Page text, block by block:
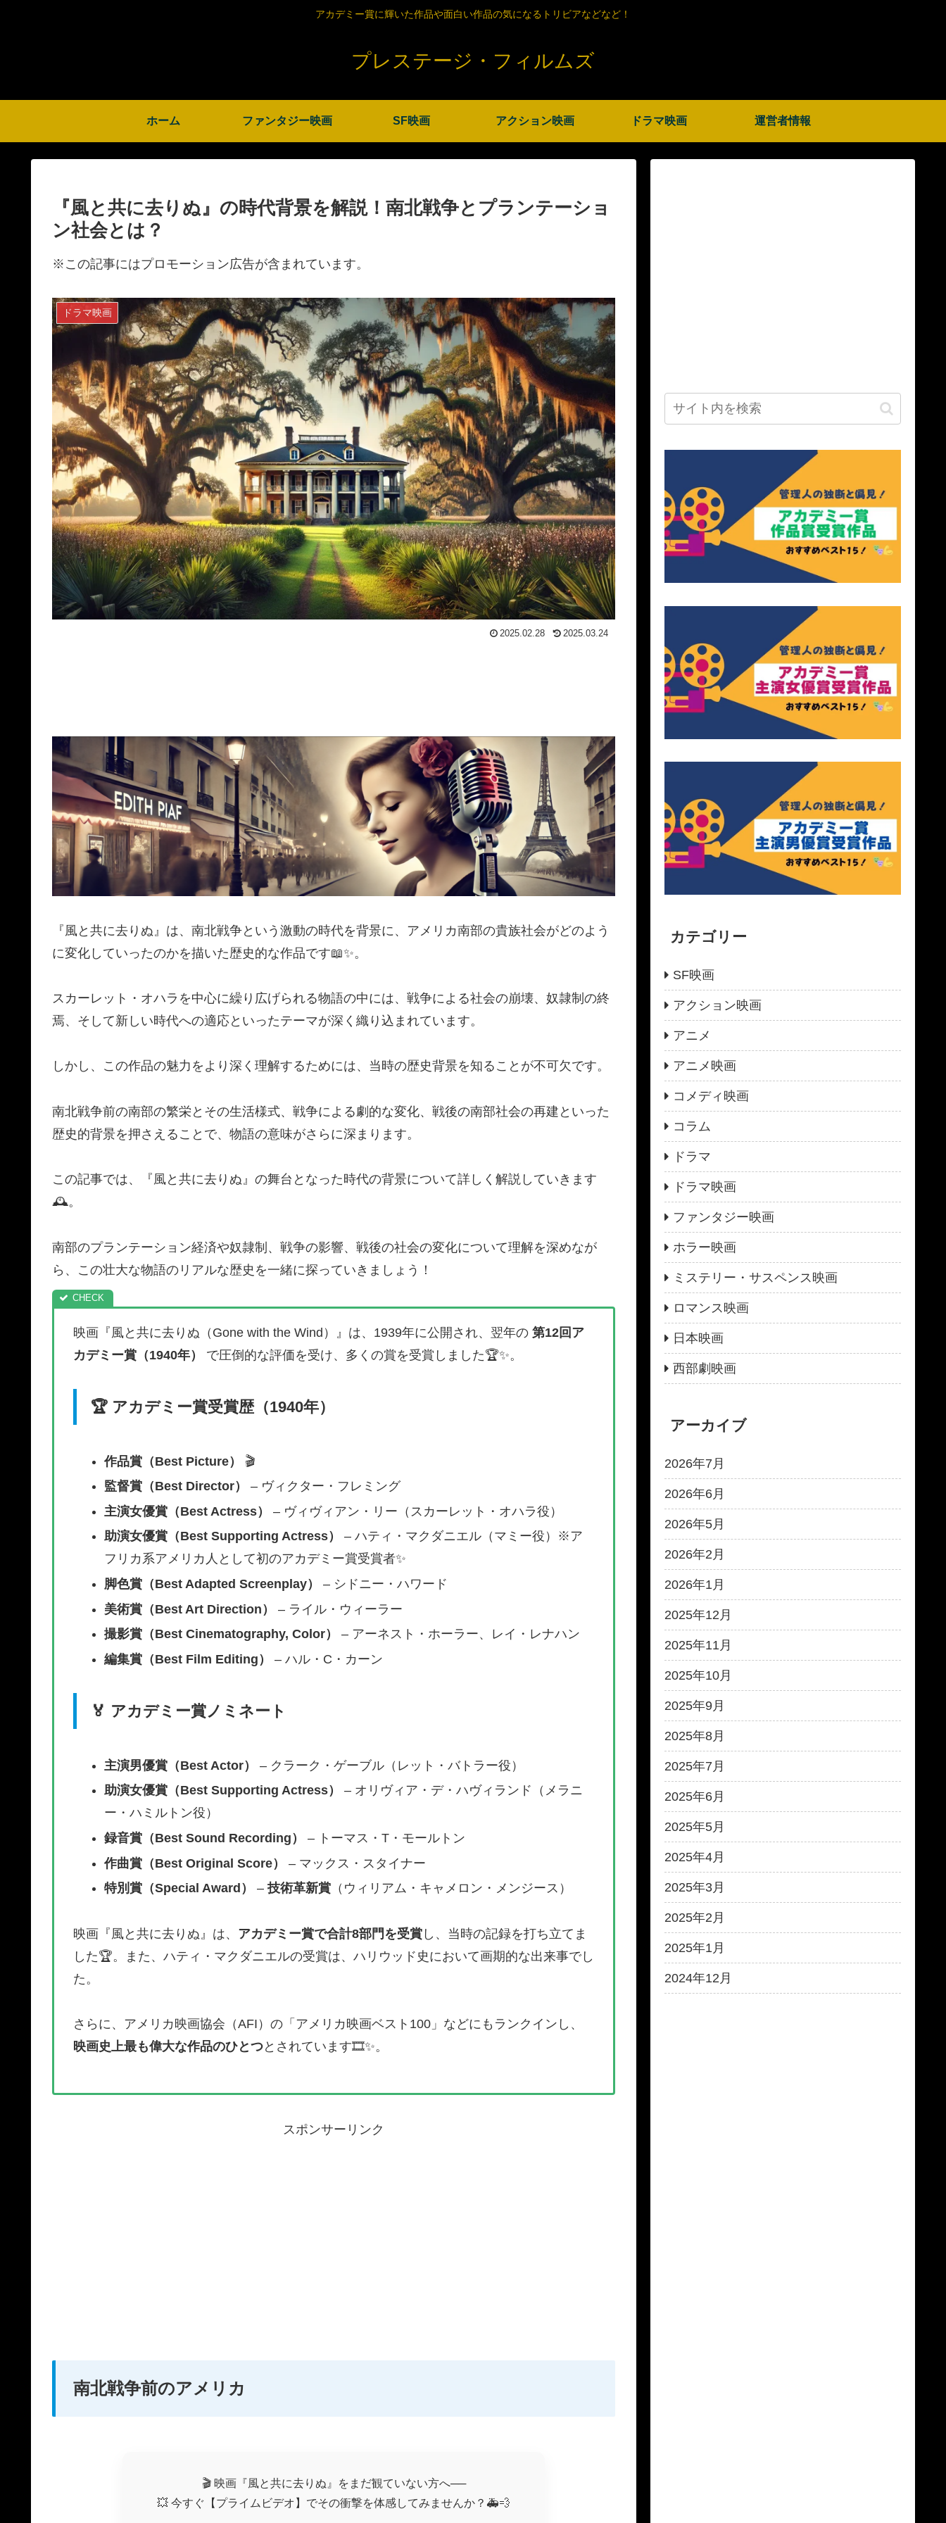
アカデミー賞に輝いた作品や面白い作品の気になるトリビアなどなど！
プレステージ・フィルムズ
ホーム ファンタジー映画 SF映画 アクション映画 ドラマ映画 運営者情報
『風と共に去りぬ』の時代背景を解説！南北戦争とプランテーショ
ン社会とは？
※この記事にはプロモーション広告が含まれています。
ドラマ映画
2025.02.28 2025.03.24
『風と共に去りぬ』は、南北戦争という激動の時代を背景に、アメリカ南部の貴族社会がどのよう
に変化していったのかを描いた歴史的な作品です📖✨。
スカーレット・オハラを中心に繰り広げられる物語の中には、戦争による社会の崩壊、奴隷制の終
焉、そして新しい時代への適応といったテーマが深く織り込まれています。
しかし、この作品の魅力をより深く理解するためには、当時の歴史背景を知ることが不可欠です。
南北戦争前の南部の繁栄とその生活様式、戦争による劇的な変化、戦後の南部社会の再建といった
歴史的背景を押さえることで、物語の意味がさらに深まります。
この記事では、『風と共に去りぬ』の舞台となった時代の背景について詳しく解説していきます
🕰️。
南部のプランテーション経済や奴隷制、戦争の影響、戦後の社会の変化について理解を深めなが
ら、この壮大な物語のリアルな歴史を一緒に探っていきましょう！
映画『風と共に去りぬ（Gone with the Wind）』は、1939年に公開され、翌年の 第12回ア
カデミー賞（1940年）
で圧倒的な評価を受け、多くの賞を受賞しました🏆✨。
🏆 アカデミー賞受賞歴（1940年）
作品賞（Best Picture）
🎬
監督賞（Best Director）
– ヴィクター・フレミング
主演女優賞（Best Actress）
– ヴィヴィアン・リー（スカーレット・オハラ役）
助演女優賞（Best Supporting Actress）
– ハティ・マクダニエル（マミー役）※ア
フリカ系アメリカ人として初のアカデミー賞受賞者✨
脚色賞（Best Adapted Screenplay）
– シドニー・ハワード
美術賞（Best Art Direction）
– ライル・ウィーラー
撮影賞（Best Cinematography, Color）
– アーネスト・ホーラー、レイ・レナハン
編集賞（Best Film Editing）
– ハル・C・カーン
🏅 アカデミー賞ノミネート
主演男優賞（Best Actor）
– クラーク・ゲーブル（レット・バトラー役）
助演女優賞（Best Supporting Actress）
– オリヴィア・デ・ハヴィランド（メラニ
ー・ハミルトン役）
録音賞（Best Sound Recording）
– トーマス・T・モールトン
作曲賞（Best Original Score）
– マックス・スタイナー
特別賞（Special Award）
– 技術革新賞（ウィリアム・キャメロン・メンジース）
映画『風と共に去りぬ』は、 アカデミー賞で合計8部門を受賞 し、当時の記録を打ち立てま
した🏆。また、ハティ・マクダニエルの受賞は、ハリウッド史において画期的な出来事でし
た。
さらに、アメリカ映画協会（AFI）の「アメリカ映画ベスト100」などにもランクインし、
映画史上最も偉大な作品のひとつとされています🎞️✨。
スポンサーリンク
南北戦争前のアメリカ
🎬 映画『風と共に去りぬ』をまだ観ていない方へ──
💥 今すぐ【プライムビデオ】でその衝撃を体感してみませんか？🚑💨
カテゴリー
SF映画
アクション映画
アニメ
アニメ映画
コメディ映画
コラム
ドラマ
ドラマ映画
ファンタジー映画
ホラー映画
ミステリー・サスペンス映画
ロマンス映画
日本映画
西部劇映画
アーカイブ
2026年7月
2026年6月
2026年5月
2026年2月
2026年1月
2025年12月
2025年11月
2025年10月
2025年9月
2025年8月
2025年7月
2025年6月
2025年5月
2025年4月
2025年3月
2025年2月
2025年1月
2024年12月